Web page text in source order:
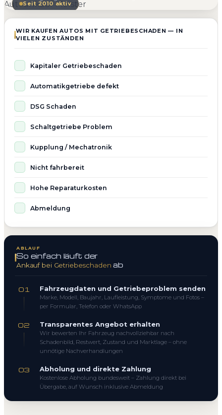
Seit 2010 aktiv
WIR KAUFEN AUTOS MIT GETRIEBESCHADEN — IN
VIELEN ZUSTÄNDEN
Kapitaler Getriebeschaden
Automatikgetriebe defekt
DSG Schaden
Schaltgetriebe Problem
Kupplung / Mechatronik
Nicht fahrbereit
Hohe Reparaturkosten
Abmeldung
ABLAUF
So einfach läuft der
Ankauf bei Getriebeschaden ab
01 Fahrzeugdaten und Getriebeproblem senden
Marke, Modell, Baujahr, Laufleistung, Symptome und Fotos –
per Formular, Telefon oder WhatsApp
02 Transparentes Angebot erhalten
Wir bewerten Ihr Fahrzeug nachvollziehbar nach
Schadenbild, Restwert, Zustand und Marktlage – ohne
unnötige Nachverhandlungen
03 Abholung und direkte Zahlung
Kostenlose Abholung bundesweit – Zahlung direkt bei
Übergabe, auf Wunsch inklusive Abmeldung